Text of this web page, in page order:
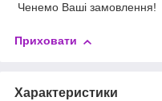
Ченемо Ваші замовлення!
Приховати
Характеристики